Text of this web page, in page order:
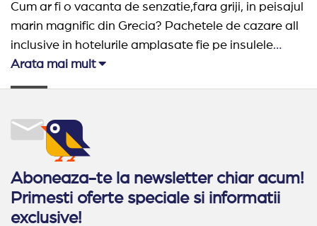
Cum ar fi o vacanta de senzatie,fara griji, in peisajul
marin magnific din Grecia? Pachetele de cazare all
inclusive in hotelurile amplasate fie pe insulele
renumite sau in statiuni mai putin cunoscute la plaja
sunt ceea ce ai nevoie. Recomandarile noastre
noi destinatii, cu plaje salbatice. In continuare aveti
recomandarile noastre de all inclusive in Grecia, in
hoteluri care va transforma vacanta in experienta.
Arata mai mult
Aboneaza-te la newsletter chiar acum!
Primesti oferte speciale si informatii
exclusive!